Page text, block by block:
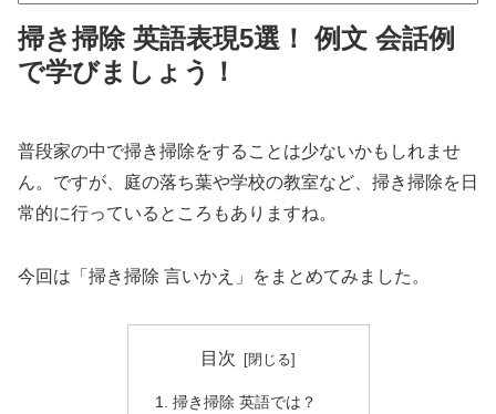
掃き掃除 英語表現5選！ 例文 会話例
で学びましょう！
普段家の中で掃き掃除をすることは少ないかもしれませ
ん。ですが、庭の落ち葉や学校の教室など、掃き掃除を日
常的に行っているところもありますね。
今回は「掃き掃除 言いかえ」をまとめてみました。
目次
掃き掃除 英語では？